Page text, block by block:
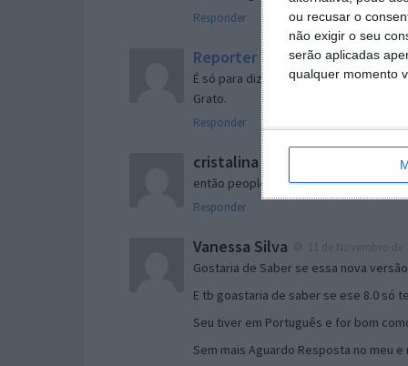
ou recusar o
não exigir o seu
serão aplicadas
qualquer momento
Responder
Reporter 7 de Novembro de 2005 às
É só para dizer que ainda não me
Grato.
Responder
cristalina 11 de Novembro de 2005
então people
Responder
Vanessa Silva
Gostaria de Saber se essa nova
E tb goastaria de saber se ese 8.0 só
Seu tiver em Português e for bom
Sem mais Aguardo Resposta no meu e